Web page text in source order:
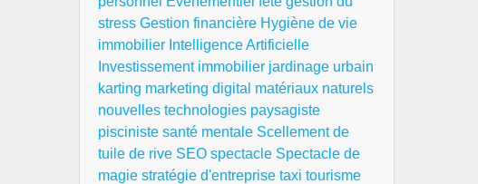
stress Gestion financière Hygiène de vie
immobilier Intelligence Artificielle
Investissement immobilier jardinage urbain
karting marketing digital matériaux naturels
nouvelles technologies paysagiste
pisciniste santé mentale Scellement de
tuile de rive SEO spectacle Spectacle de
magie stratégie d'entreprise taxi tourisme